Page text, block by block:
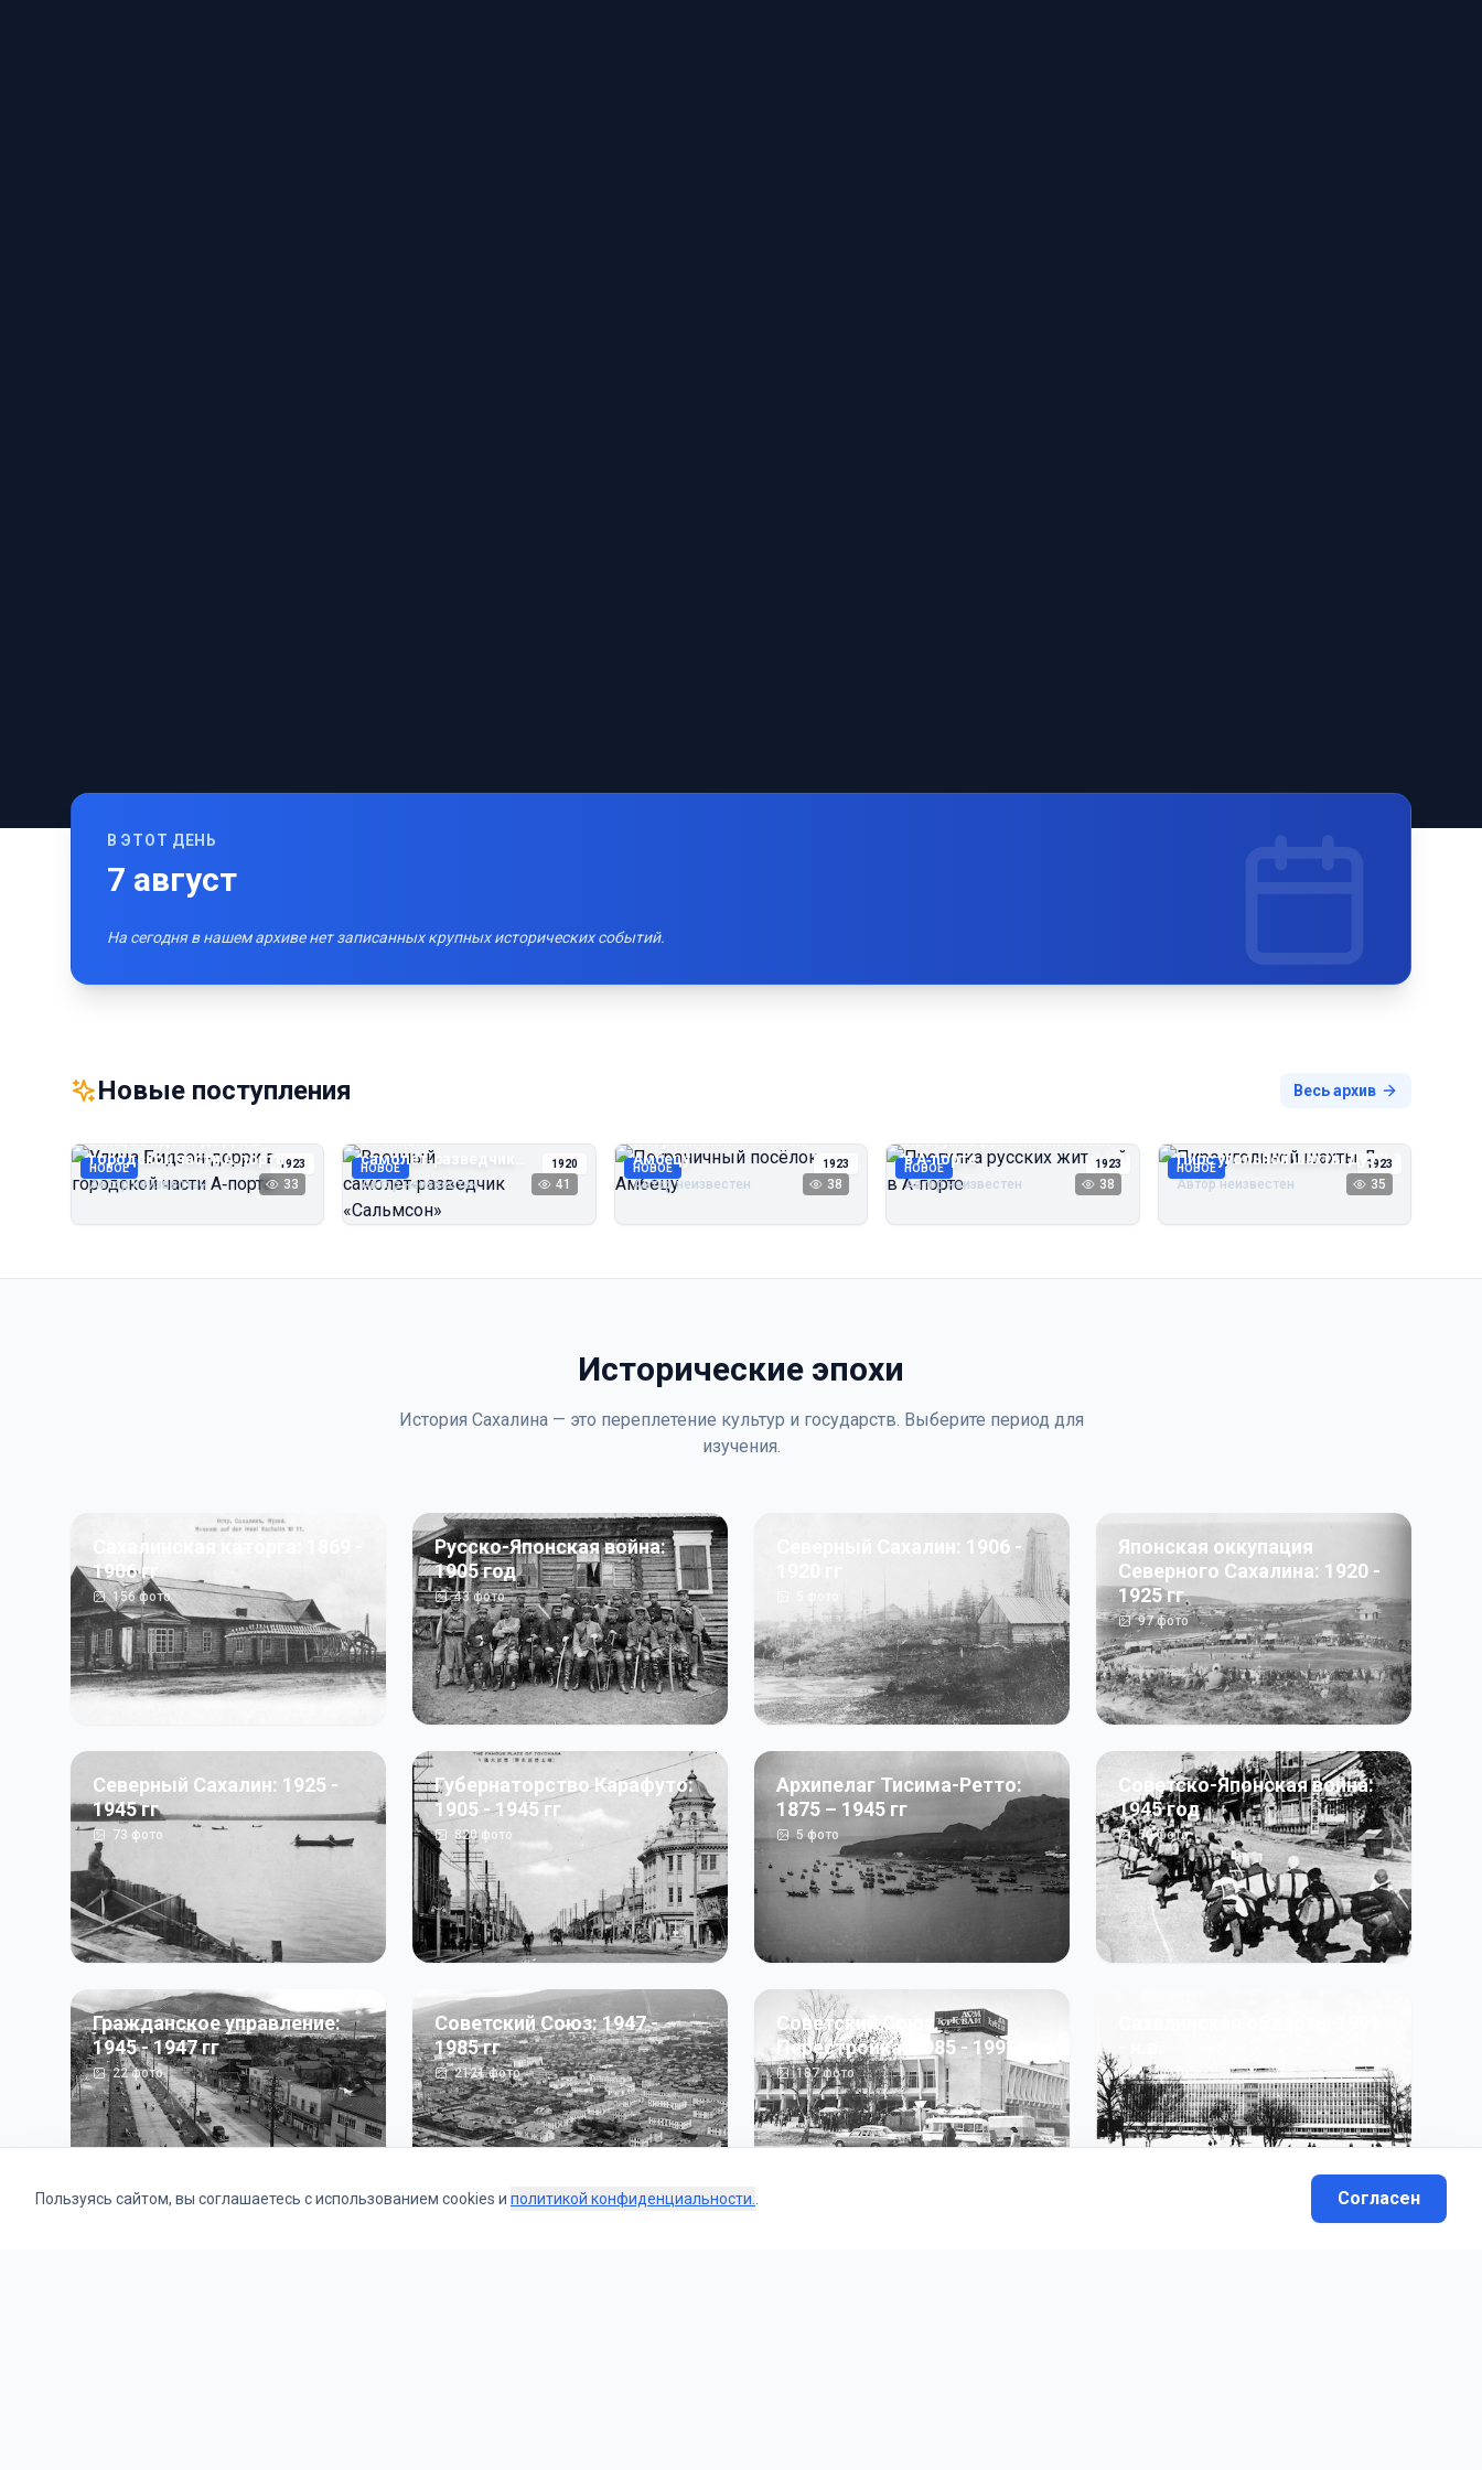
В ЭТОТ ДЕНЬ
7 август
На сегодня в нашем архиве нет записанных крупных исторических событий.
Новые поступления Весь архив
НОВОЕ 1923
Улица Бидзэн‑дорри в
городской части А‑порта
Автор неизвестен 33
НОВОЕ 1920
Военный
самолёт‑разведчик
«Сальмсон»
Автор неизвестен 41
НОВОЕ 1923
Пограничный посёлок
Амбецу
Автор неизвестен 38
НОВОЕ 1923
Прогулка русских жителей
в А‑порте
Автор неизвестен 38
НОВОЕ 1923
Пирс угольной шахты Дуэ
Автор неизвестен 35
Исторические эпохи
История Сахалина — это переплетение культур и государств. Выберите период для
изучения.
Сахалинская каторга: 1869 -
1906 гг
156фото
Русско-Японская война:
1905 год
43фото
Северный Сахалин: 1906 -
Японская оккупация
Северного Сахалина: 1920 -
1925 гг
97фото
Северный Сахалин: 1925 -
1945 гг
73 фото
Губернаторство Карафуто:
1905 - 1945 гг
820фото
Архипелаг Тисима-Ретто:
1875 – 1945 гг
5фото
Советско-Японская война:
1945 год
50фото
Гражданское управление:
1945 - 1947 гг
22фото
Советский Союз: 1947 -
1985 гг
2121фото
Советский Союз.
Перестройка: 1985 - 1991 гг
187фото 13фото
Пользуясь сайтом, вы соглашаетесь с использованием cookies и политикой конфиденциальности. Согласен